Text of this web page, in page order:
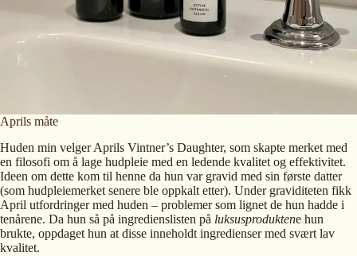
Aprils måte
Huden min velger Aprils Vintner’s Daughter, som skapte merket med
en filosofi om å lage hudpleie med en ledende kvalitet og effektivitet.
Ideen om dette kom til henne da hun var gravid med sin første datter
(som hudpleiemerket senere ble oppkalt etter). Under graviditeten fikk
April utfordringer med huden – problemer som lignet de hun hadde i
tenårene. Da hun så på ingredienslisten på luksusproduktene hun
brukte, oppdaget hun at disse inneholdt ingredienser med svært lav
kvalitet.